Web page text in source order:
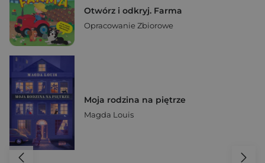
Otwórz i odkryj. Farma
Opracowanie Zbiorowe
Moja rodzina na piętrze
Magda Louis